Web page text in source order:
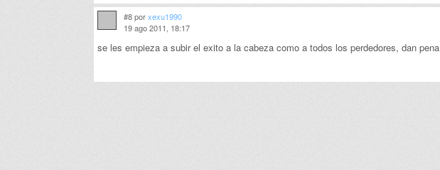
#8 porxexu1990
19 ago 2011, 18:17
se les empieza a subir el exito a la cabeza como a todos los perdedores, dan pena